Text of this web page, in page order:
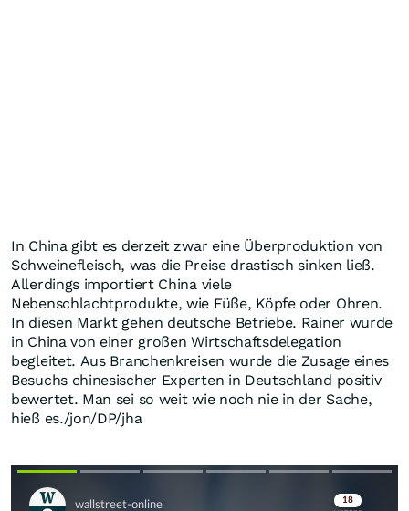
In China gibt es derzeit zwar eine Überproduktion von
Schweinefleisch, was die Preise drastisch sinken ließ.
Allerdings importiert China viele
Nebenschlachtprodukte, wie Füße, Köpfe oder Ohren.
In diesen Markt gehen deutsche Betriebe. Rainer wurde
in China von einer großen Wirtschaftsdelegation
begleitet. Aus Branchenkreisen wurde die Zusage eines
Besuchs chinesischer Experten in Deutschland positiv
bewertet. Man sei so weit wie noch nie in der Sache,
hieß es./jon/DP/jha